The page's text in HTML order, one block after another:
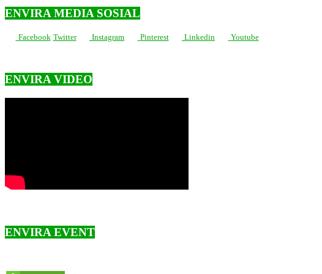
ENVIRA MEDIA SOSIAL
Facebook Twitter Instagram Pinterest Linkedin Youtube
ENVIRA VIDEO
ENVIRA EVENT